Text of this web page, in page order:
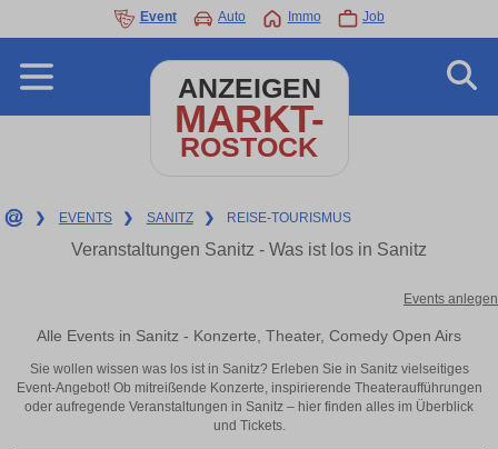
Event Auto Immo Job
ANZEIGEN
MARKT-
ROSTOCK
❯ EVENTS ❯ SANITZ ❯ REISE-TOURISMUS
Veranstaltungen Sanitz - Was ist los in Sanitz
Events anlegen
Alle Events in Sanitz - Konzerte, Theater, Comedy Open Airs
Sie wollen wissen was los ist in Sanitz? Erleben Sie in Sanitz vielseitiges
Event-Angebot! Ob mitreißende Konzerte, inspirierende Theateraufführungen
oder aufregende Veranstaltungen in Sanitz – hier finden alles im Überblick
und Tickets.